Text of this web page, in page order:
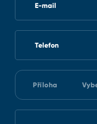
E-mail
Telefon
Příloha